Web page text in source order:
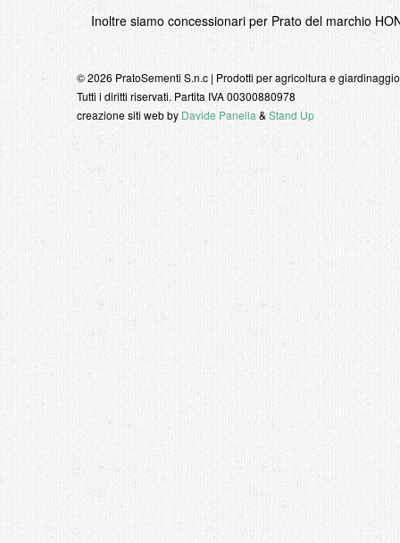
Inoltre siamo concessionari per Prato del marchio
© 2026 PratoSementi S.n.c | Prodotti per agricoltura e giardinaggio
Tutti i diritti riservati. Partita IVA 00300880978
creazione siti web by Davide Panella & Stand Up